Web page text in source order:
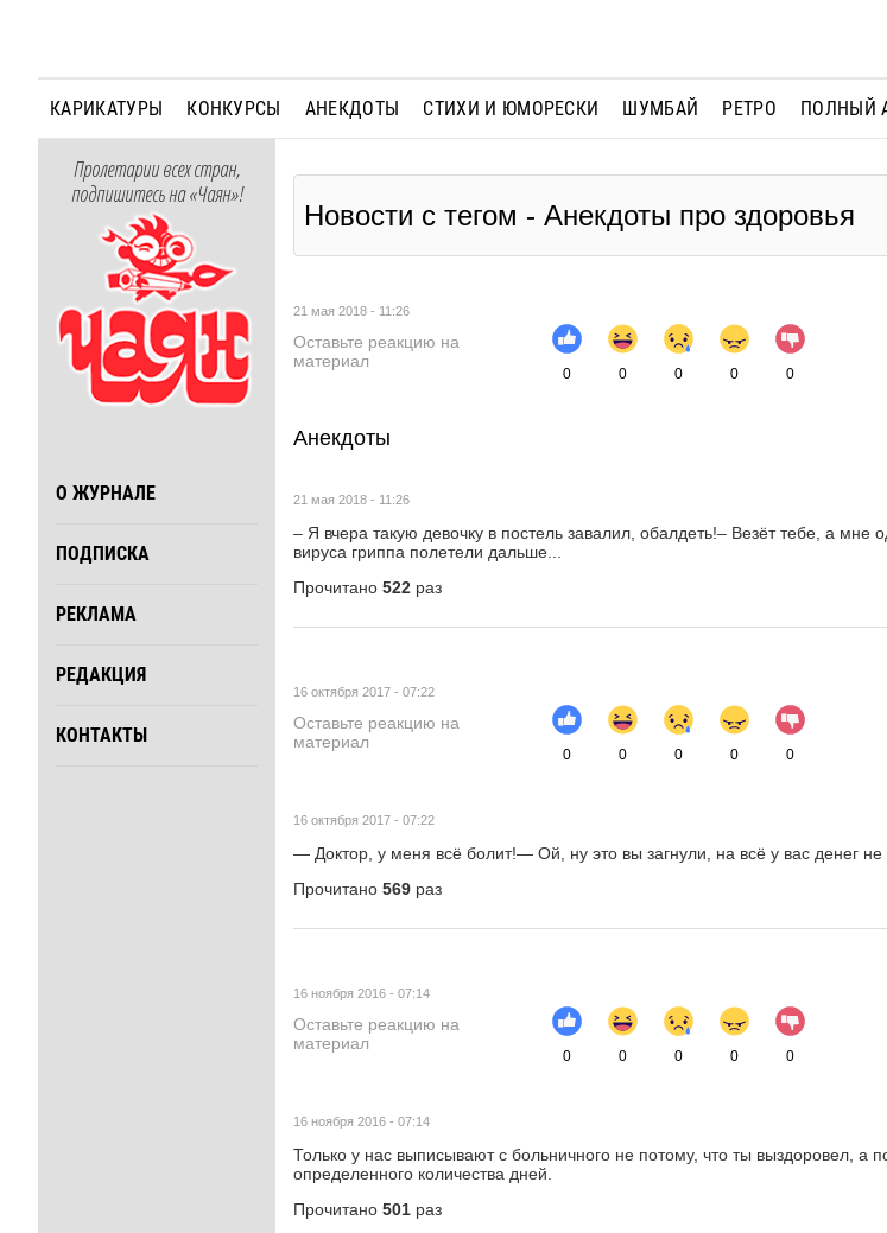
КАРИКАТУРЫ КОНКУРСЫ АНЕКДОТЫ СТИХИ И ЮМОРЕСКИ ШУМБАЙ РЕТРО ПОЛНЫЙ
Пролетарии всех стран,
подпишитесь на «Чаян»!
О ЖУРНАЛЕ
ПОДПИСКА
РЕКЛАМА
РЕДАКЦИЯ
КОНТАКТЫ
Новости с тегом - Анекдоты про здоровья
21 мая 2018 - 11:26
Оставьте реакцию на
материал
0 0 0 0 0
Анекдоты
21 мая 2018 - 11:26
– Я вчера такую девочку в постель завалил, обалдеть!– Везёт тебе, а мне
вируса гриппа полетели дальше...
Прочитано 522 раз
16 октября 2017 - 07:22
Оставьте реакцию на
материал
0 0 0 0 0
16 октября 2017 - 07:22
— Доктор, у меня всё болит!— Ой, ну это вы загнули, на всё у вас денег не
Прочитано 569 раз
16 ноября 2016 - 07:14
Оставьте реакцию на
материал
0 0 0 0 0
16 ноября 2016 - 07:14
Только у нас выписывают с больничного не потому, что ты выздоровел, а
определенного количества дней.
Прочитано 501 раз